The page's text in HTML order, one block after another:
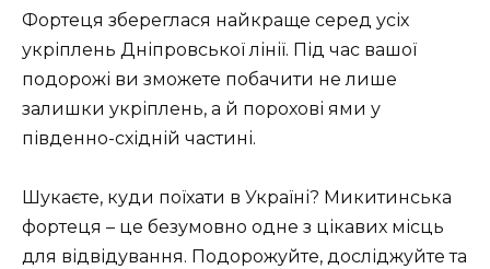
Фортеця збереглася найкраще серед усіх
укріплень Дніпровської лінії. Під час вашої
подорожі ви зможете побачити не лише
залишки укріплень, а й порохові ями у
південно-східній частині.
Шукаєте, куди поїхати в Україні? Микитинська
фортеця – це безумовно одне з цікавих місць
для відвідування. Подорожуйте, досліджуйте та